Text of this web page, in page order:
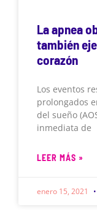
La apnea
también
corazón
Los eventos
prolongados
del sueño
inmediata de
LEER MÁS »
enero 15, 2021